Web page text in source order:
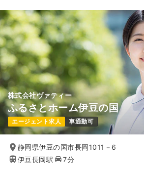
株式会社ヴァティー
ふるさとホーム伊豆の国
エージェント求人 車通勤可
静岡県伊豆の国市長岡1011－6
伊豆長岡駅
7分